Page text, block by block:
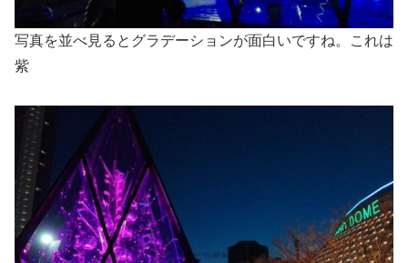
写真を並べ見るとグラデーションが面白いですね。これは
紫